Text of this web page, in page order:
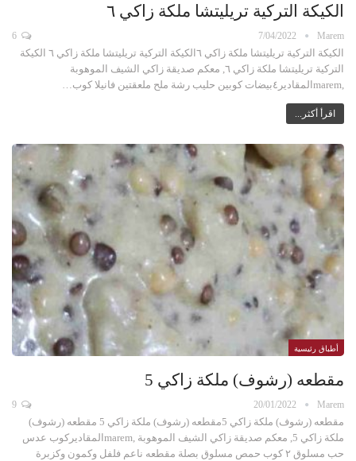
الكيكة التركية تريليتشا ملكة زاكي ٦
Marem
7/04/2022
الكيكة التركية تريليتشا ملكة زاكي ٦الكيكة التركية تريليتشا ملكة زاكي ٦ الكيكة
التركية تريليتشا ملكة زاكي ٦, معكم صديقة زاكي الشيف الموهوبة
اقرأ أكثر...
أطباق رئيسية
مقطعه (رشوف) ملكة زاكي 5
Marem
20/01/2022
مقطعه (رشوف) ملكة زاكي 5مقطعه (رشوف) ملكة زاكي 5 مقطعه (رشوف)
ملكة زاكي 5, معكم صديقة زاكي الشيف الموهوبة ,maremالمقاديركوب عدس
حب مسلوق ٢ كوب حمص مسلوق بصلة مقطعه ناعم فلفل وكمون وكزبرة